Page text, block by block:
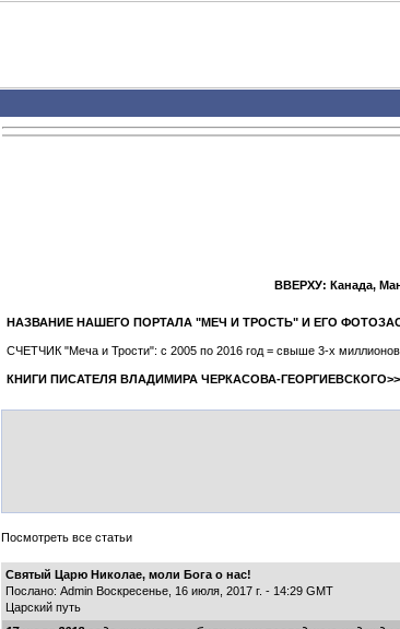
ВВЕРХУ: Канада,
НАЗВАНИЕ НАШЕГО ПОРТАЛА "МЕЧ И ТРОСТЬ" И ЕГО
СЧЕТЧИК "Меча и Трости": с 2005 по 2016 год = свыше 3-х
КНИГИ ПИСАТЕЛЯ ВЛАДИМИРА ЧЕРКАСОВА-
Посмотреть все статьи
Святый Царю Николае, моли Бога о нас!
Послано: Admin Воскресенье, 16 июля, 2017 г. - 14:29 GMT
Царский путь